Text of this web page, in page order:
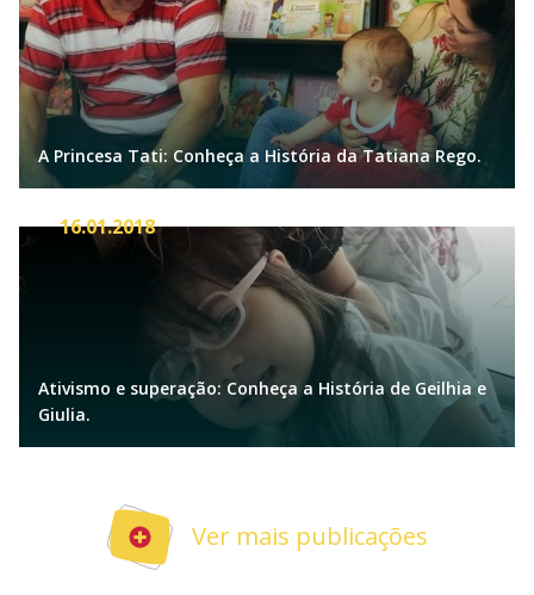
A Princesa Tati: Conheça a História da Tatiana Rego.
16.01.2018
Ativismo e superação: Conheça a História de Geilhia e
Giulia.
Ver mais publicações